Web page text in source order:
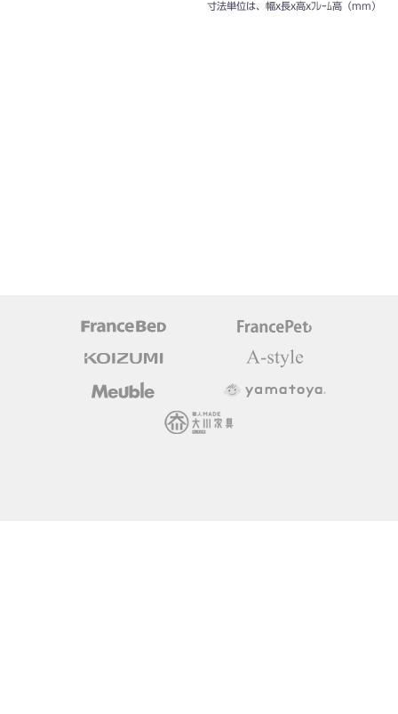
寸法単位は、幅x長x高xﾌﾚｰﾑ高（mm）